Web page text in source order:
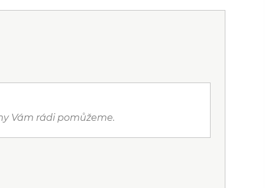
Vám rádi pomůžeme.